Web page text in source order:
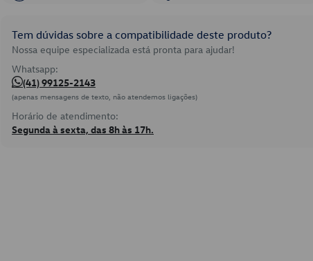
Tem dúvidas sobre a compatibilidade deste produto?
Nossa equipe especializada está pronta para ajudar!
Whatsapp:
(41) 99125-2143
(apenas mensagens de texto, não atendemos ligações)
Horário de atendimento:
Segunda à sexta, das 8h às 17h.